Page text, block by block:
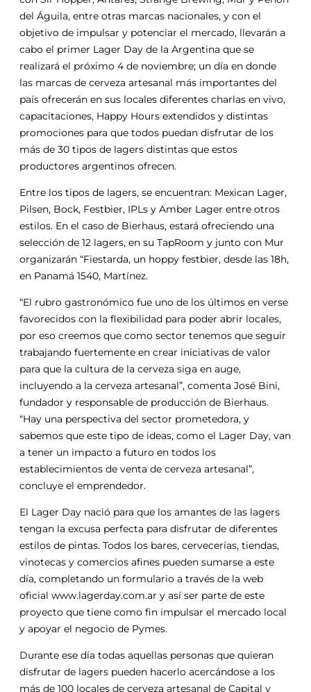
del Águila, entre otras marcas nacionales, y con el
objetivo de impulsar y potenciar el mercado, llevarán a
cabo el primer Lager Day de la Argentina que se
realizará el próximo 4 de noviembre; un día en donde
las marcas de cerveza artesanal más importantes del
país ofrecerán en sus locales diferentes charlas en vivo,
capacitaciones, Happy Hours extendidos y distintas
promociones para que todos puedan disfrutar de los
más de 30 tipos de lagers distintas que estos
productores argentinos ofrecen.
Entre los tipos de lagers, se encuentran: Mexican Lager,
Pilsen, Bock, Festbier, IPLs y Amber Lager entre otros
estilos. En el caso de Bierhaus, estará ofreciendo una
selección de 12 lagers, en su TapRoom y junto con Mur
organizarán “Fiestarda, un hoppy festbier, desde las 18h,
en Panamá 1540, Martínez.
“El rubro gastronómico fue uno de los últimos en verse
favorecidos con la flexibilidad para poder abrir locales,
por eso creemos que como sector tenemos que seguir
trabajando fuertemente en crear iniciativas de valor
para que la cultura de la cerveza siga en auge,
incluyendo a la cerveza artesanal”, comenta José Bini,
fundador y responsable de producción de Bierhaus.
“Hay una perspectiva del sector prometedora, y
sabemos que este tipo de ideas, como el Lager Day, van
a tener un impacto a futuro en todos los
establecimientos de venta de cerveza artesanal”,
concluye el emprendedor.
El Lager Day nació para que los amantes de las lagers
tengan la excusa perfecta para disfrutar de diferentes
estilos de pintas. Todos los bares, cervecerías, tiendas,
vinotecas y comercios afines pueden sumarse a este
día, completando un formulario a través de la web
oficial www.lagerday.com.ar y así ser parte de este
proyecto que tiene como fin impulsar el mercado local
y apoyar el negocio de Pymes.
Durante ese día todas aquellas personas que quieran
disfrutar de lagers pueden hacerlo acercándose a los
más de 100 locales de cerveza artesanal de Capital y